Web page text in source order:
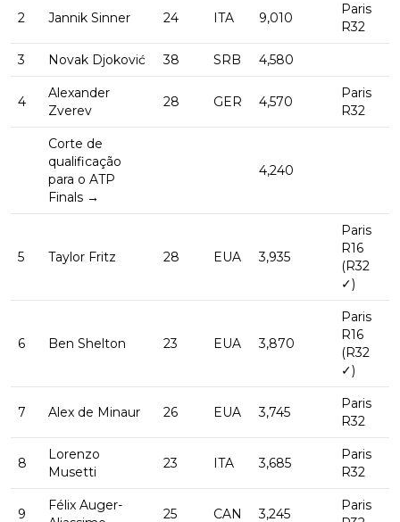
2 Jannik Sinner 24 ITA 9,010
Paris
R32
3 Novak Djoković 38 SRB 4,580
4
Alexander
Zverev
28 GER 4,570
Paris
R32
Corte de
qualificação
para o ATP
Finals →
4,240
5 Taylor Fritz 28 EUA 3,935
Paris
R16
(R32
✓)
6 Ben Shelton 23 EUA 3,870
Paris
R16
(R32
✓)
7 Alex de Minaur 26 EUA 3,745
Paris
R32
8
Lorenzo
Musetti
23 ITA 3,685
Paris
R32
9
Félix Auger-
25 CAN 3,245
Paris